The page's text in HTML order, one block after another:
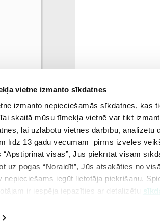
vietne izmanto sīkdatnes
izmanto nepieciešamās sīkdatnes, kas
skaitā mūsu tīmekļa vietnē var tikt
lai uzlabotu vietnes darbību,
līdz 13 gadu vecumam pirms izvēles
“Apstiprināt visas”, Jūs piekrītat visām
uz pogas “Noraidīt”, Jūs atsakāties no
nepieciešams iegūt lietotāja piekrišanu.
ir iespēja iepazīties ar detalizētu
marts
0